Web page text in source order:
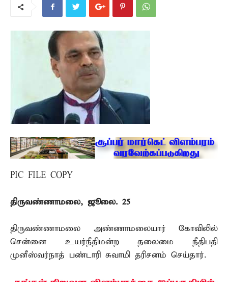
PIC FILE COPY
திருவண்ணாமலை, ஜூலை. 25 –
திருவண்ணாமலை அண்ணாமலையார் கோவிலில்
சென்னை உயர்நீதிமன்ற தலைமை நீதிபதி
முனீஸ்வர்நாத் பண்டாரி சுவாமி தரிசனம் செய்தார்.